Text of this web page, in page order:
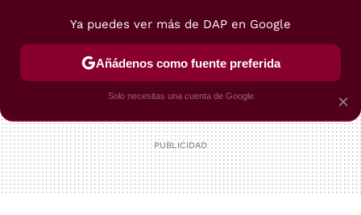
POSTRES VIAJES SELECCIÓN VEGUI
×
Ya puedes ver más de DAP en Google
Añádenos como fuente preferida
Solo necesitas una cuenta de Google